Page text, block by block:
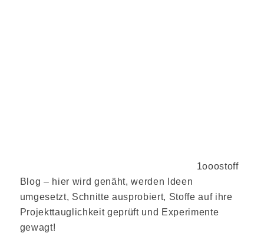
1ooostoff
Blog – hier wird genäht, werden Ideen
umgesetzt, Schnitte ausprobiert, Stoffe auf ihre
Projekttauglichkeit geprüft und Experimente
gewagt!